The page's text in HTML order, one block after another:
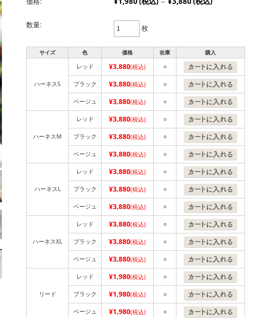
数量: 枚
サイズ 色 価格 在庫 購入
ハーネスS
レッド ¥3,880(税込) ○
ブラック ¥3,880(税込) ○
ベージュ ¥3,880(税込) ○
ハーネスM
レッド ¥3,880(税込) ○
ブラック ¥3,880(税込) ○
ベージュ ¥3,880(税込) ○
ハーネスL
レッド ¥3,880(税込) ○
ブラック ¥3,880(税込) ○
ベージュ ¥3,880(税込) ○
ハーネスXL
レッド ¥3,880(税込) ○
ブラック ¥3,880(税込) ○
ベージュ ¥3,880(税込) ○
リード
レッド ¥1,980(税込) ○
ブラック ¥1,980(税込) ○
ベージュ ¥1,980(税込) ○